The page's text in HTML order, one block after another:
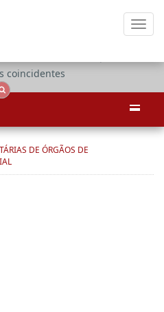
coincidentes
DE ÓRGÃOS DE